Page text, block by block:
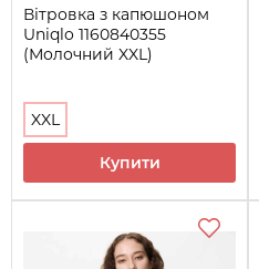
Вітровка з капюшоном
Uniqlo 1160840355
(Молочний XXL)
XXL
Купити